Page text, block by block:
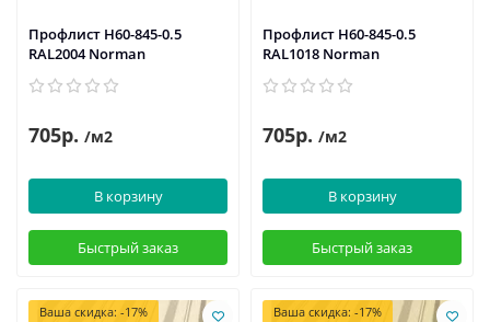
Профлист Н60-845-0.5
RAL2004 Norman
705р. /м2
В корзину
Быстрый заказ
Профлист Н60-845-0.5
RAL1018 Norman
705р. /м2
В корзину
Быстрый заказ
Ваша скидка: -17% Ваша скидка: -17%